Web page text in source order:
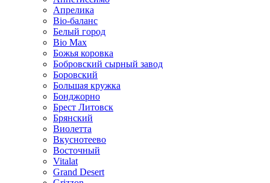
Апрелика
Bio-баланс
Белый город
Bio Max
Божья коровка
Бобровский сырный завод
Боровский
Большая кружка
Бонджорно
Брест Литовск
Брянский
Виолетта
Вкуснотеево
Восточный
Vitalat
Grand Desert